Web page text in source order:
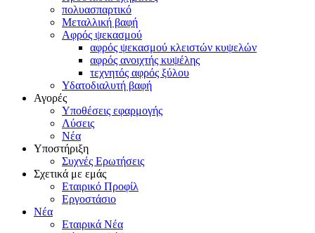
πολυασπαρτικό
Μεταλλική βαφή
Αφρός ψεκασμού
αφρός ψεκασμού κλειστών κυψελών
αφρός ανοιχτής κυψέλης
τεχνητός αφρός ξύλου
Υδατοδιαλυτή βαφή
Αγορές
Υποθέσεις εφαρμογής
Λύσεις
Νέα
Υποστήριξη
Συχνές Ερωτήσεις
Σχετικά με εμάς
Εταιρικό Προφίλ
Εργοστάσιο
Νέα
Εταιρικά Νέα